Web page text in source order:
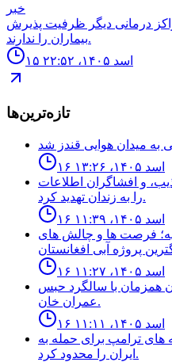
خبر
درمانی دیگر ظرفیت پذیرش
بیماران را ندارند.
۱۵ اسد ۱۴۰۵، ۲۲:۵۲
تازه‌ترین‌ها
۱۶ اسد ۱۴۰۵، ۱۳:۲۶
و افشاگران اطلاعات
را به زندان تهديد كرد.
۱۶ اسد ۱۴۰۵، ۱۱:۳۹
فرصت ها و چالش هاى
۱۶ اسد ۱۴۰۵، ۱۱:۲۷
همزمان با سالگرد حبس
عمران خان.
۱۶ اسد ۱۴۰۵، ۱۱:۱۱
ترامپ براى حمله به
ايران را محدود كرد.